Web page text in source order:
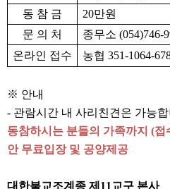
동 참 금
20만원
문 의 처
종무소 (054)746-
온라인 접수
농협 351-1064-
※ 안내
- 관람시간 내 사리친견은 가능
동참하시는 분들의 가족까지 (접
안 무료입장 및 공양제공
대한불교조계종 제11교구 본사